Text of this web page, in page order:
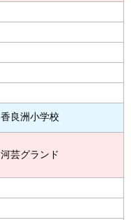
香良洲小学校
河芸グランド